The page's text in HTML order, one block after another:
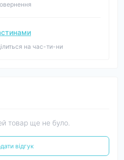
на час-ти-ни
товар ще не було.
відгук